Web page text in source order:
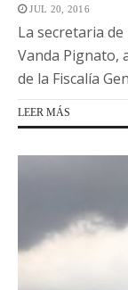
JUL 20, 2016
La secretaria
Vanda Pignato,
de la Fiscalía
LEER MÁS